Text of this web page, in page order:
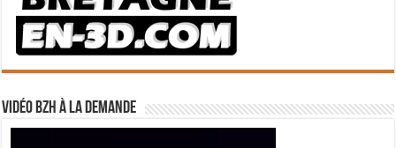
Vidéo BZH à la demande